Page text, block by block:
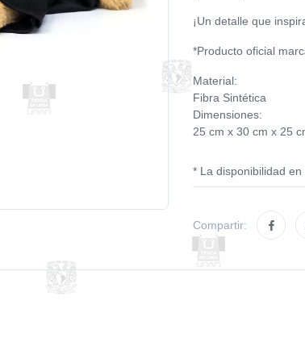
¡Un detalle que
*Producto oficial
Material:
Fibra Sintética
Dimensiones:
25 cm x 30 cm x 25
* La disponibilidad
Compartir: